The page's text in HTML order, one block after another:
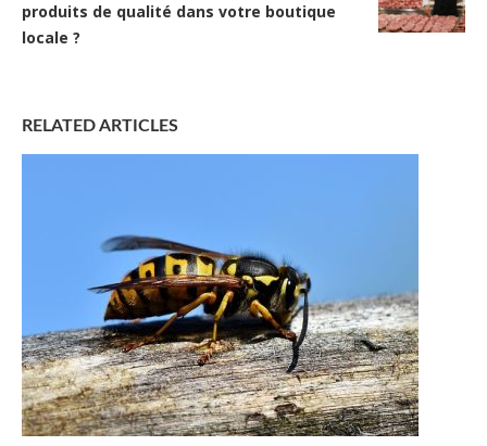
produits de qualité dans votre boutique
locale ?
RELATED ARTICLES